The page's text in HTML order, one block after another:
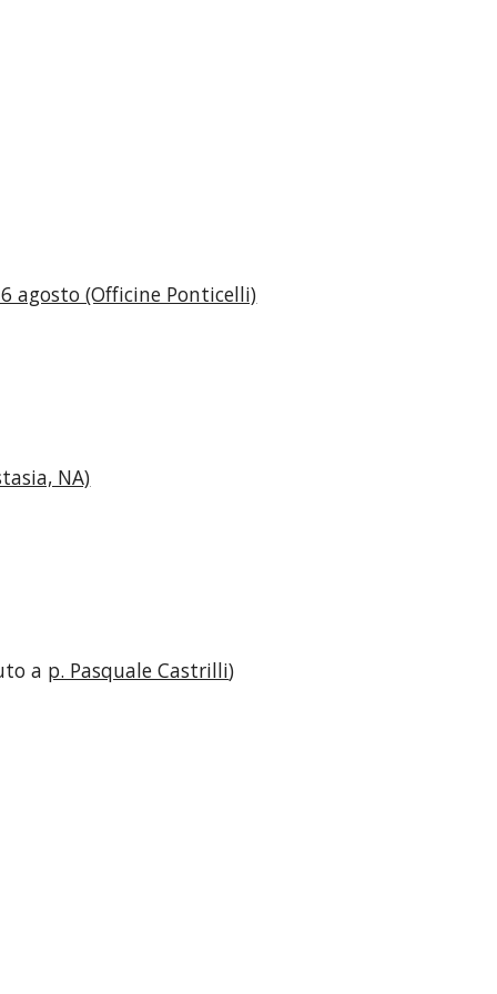
agosto (Officine Ponticelli)
NA)
a p. Pasquale Castrilli)